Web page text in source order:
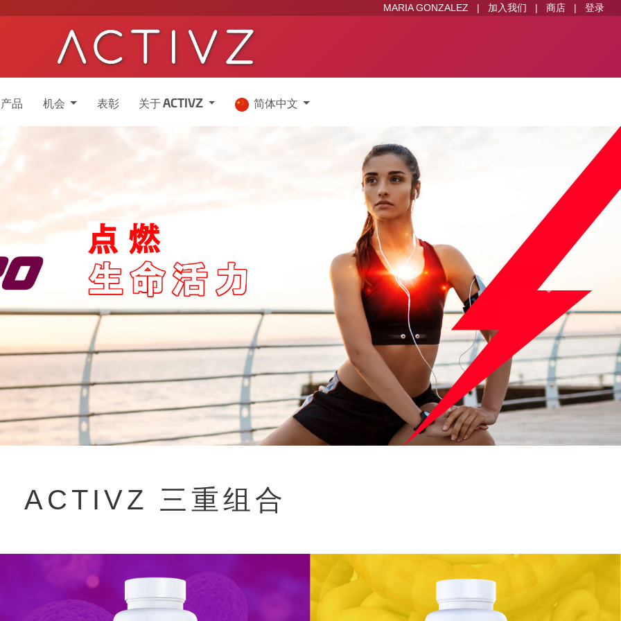
MARIA GONZALEZ | 加入我们 | 商店 | 登录
产品 机会 表彰 关于 ACTIVZ 简体中文
我们希望帮助你
全面激活你的生活
下一个
ACTIVZ 三重组合